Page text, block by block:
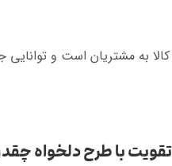
به مشتریان است و
با طرح دلخواه